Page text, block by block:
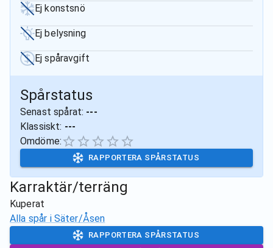
Ej konstsnö
Ej belysning
Ej spåravgift
Spårstatus
Senast spårat: ---
Klassiskt: ---
Omdöme:
RAPPORTERA SPÅRSTATUS
Karraktär/terräng
Kuperat
Alla spår i Säter/Åsen
RAPPORTERA SPÅRSTATUS